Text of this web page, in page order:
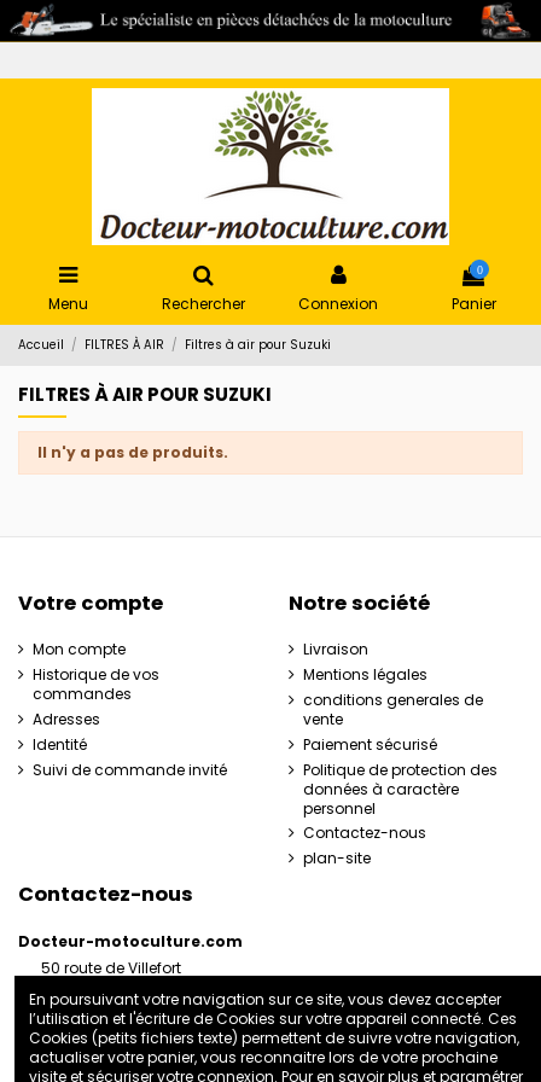
Menu Rechercher Connexion
0
Panier
Accueil FILTRES À AIR Filtres à air pour Suzuki
FILTRES À AIR POUR SUZUKI
Il n'y a pas de produits.
Votre compte
Mon compte
Historique de vos
commandes
Adresses
Identité
Suivi de commande invité
Notre société
Livraison
Mentions légales
conditions generales de
vente
Paiement sécurisé
Politique de protection des
données à caractère
personnel
Contactez-nous
plan-site
Contactez-nous
Docteur-motoculture.com
50 route de Villefort
France
06 35 41 62 07
docteurmotoculture2@gmail.com
En poursuivant votre navigation sur ce site, vous devez accepter
l’utilisation et l'écriture de Cookies sur votre appareil connecté. Ces
Cookies (petits fichiers texte) permettent de suivre votre navigation,
actualiser votre panier, vous reconnaitre lors de votre prochaine
visite et sécuriser votre connexion. Pour en savoir plus et paramétrer